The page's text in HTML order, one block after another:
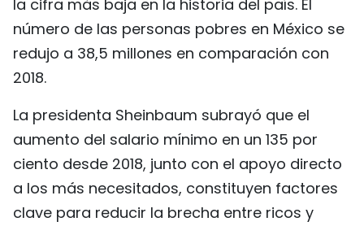
la cifra más baja en la historia del país. El
número de las personas pobres en México se
redujo a 38,5 millones en comparación con
2018.
La presidenta Sheinbaum subrayó que el
aumento del salario mínimo en un 135 por
ciento desde 2018, junto con el apoyo directo
a los más necesitados, constituyen factores
clave para reducir la brecha entre ricos y